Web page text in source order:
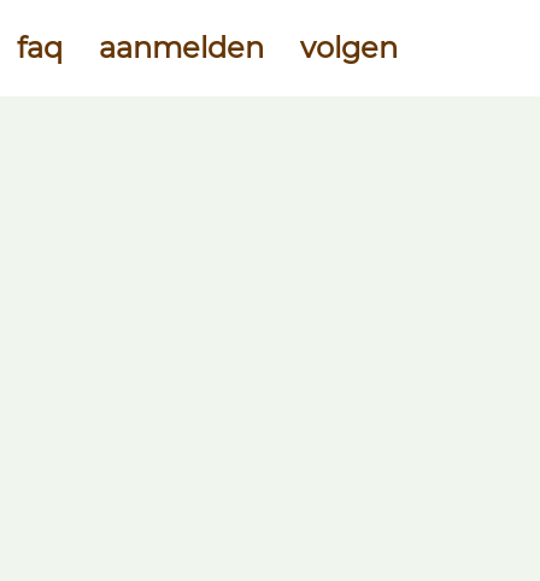
faq aanmelden volgen